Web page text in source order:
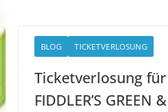
BLOG TICKETVERLOSUNG
Ticketverlosung für
FIDDLER’S GREEN